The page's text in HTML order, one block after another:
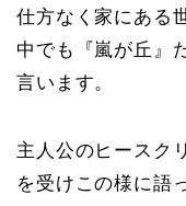
仕方なく家にある
中でも『嵐が丘』
言います。
主人公のヒースク
を受けこの様に語